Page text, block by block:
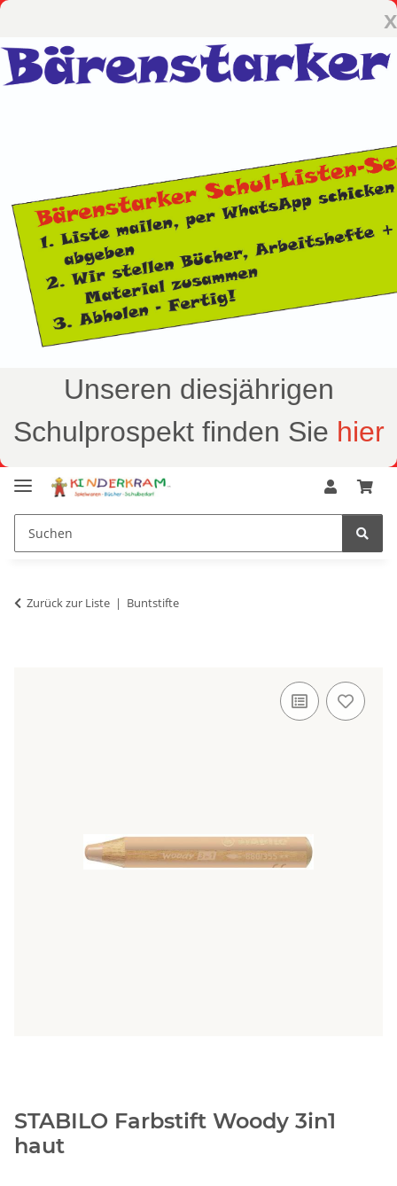
x
Unseren diesjährigen
Schulprospekt finden Sie hier
Zurück zur Liste Buntstifte
STABILO Farbstift Woody 3in1
haut